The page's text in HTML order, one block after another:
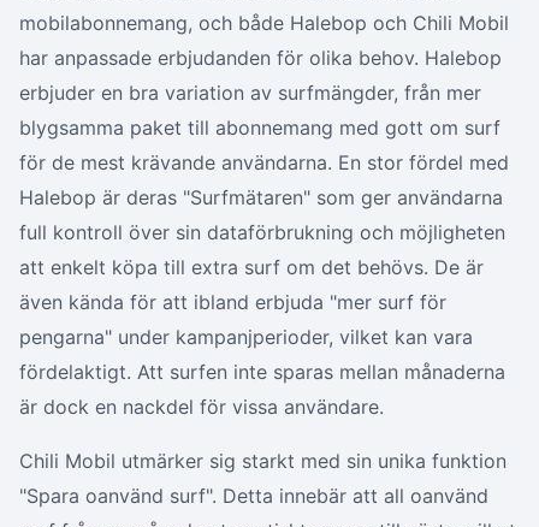
mobilabonnemang, och både Halebop och Chili Mobil
har anpassade erbjudanden för olika behov. Halebop
erbjuder en bra variation av surfmängder, från mer
blygsamma paket till abonnemang med gott om surf
för de mest krävande användarna. En stor fördel med
Halebop är deras "Surfmätaren" som ger användarna
full kontroll över sin dataförbrukning och möjligheten
att enkelt köpa till extra surf om det behövs. De är
även kända för att ibland erbjuda "mer surf för
pengarna" under kampanjperioder, vilket kan vara
fördelaktigt. Att surfen inte sparas mellan månaderna
är dock en nackdel för vissa användare.
Chili Mobil utmärker sig starkt med sin unika funktion
"Spara oanvänd surf". Detta innebär att all oanvänd